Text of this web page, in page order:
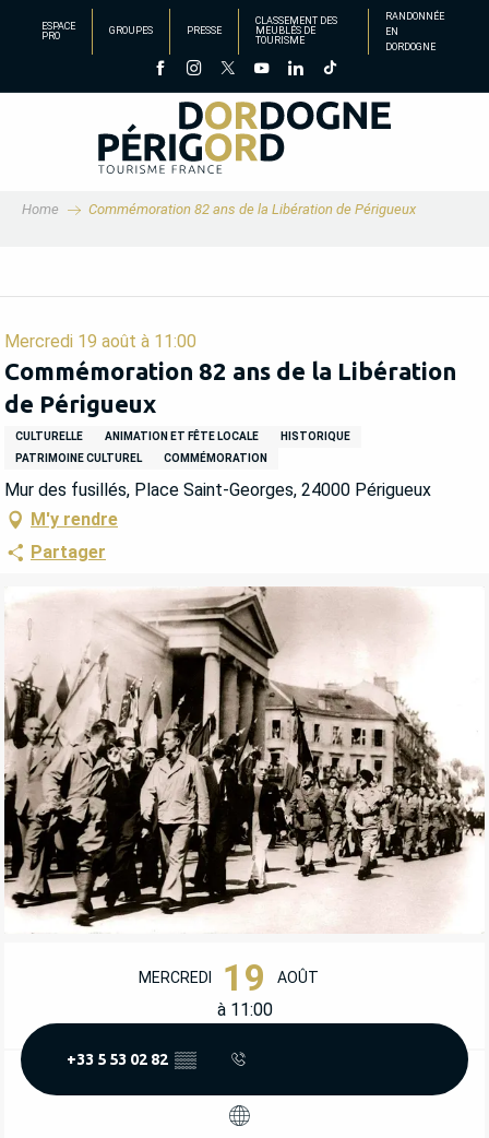
principal
ESPACE
PRO
GROUPES PRESSE
CLASSEMENT DES
MEUBLÉS DE
TOURISME
RANDONNÉE
EN
DORDOGNE
Home Commémoration 82 ans de la Libération de Périgueux
Mercredi 19 août à 11:00
Commémoration 82 ans de la Libération
de Périgueux
CULTURELLE ANIMATION ET FÊTE LOCALE
HISTORIQUE
PATRIMOINE CULTUREL
COMMÉMORATION
Mur des fusillés, Place Saint-Georges, 24000 Périgueux
M'y rendre
Partager
OUVERTURE ET COORDONNÉES
MERCREDI 19 AOÛT
à 11:00
+33 5 53 02 82 ▒▒